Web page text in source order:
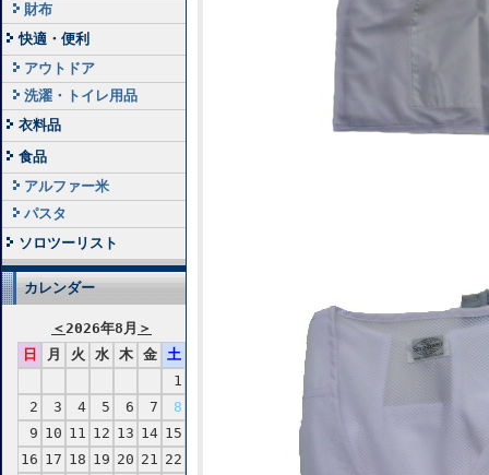
財布
快適・便利
アウトドア
洗濯・トイレ用品
衣料品
食品
アルファー米
パスタ
ソロツーリスト
カレンダー
＜2026年8月 ＞
日
月 火 水 木 金
土
1
2
3 4 5 6 7
8
9 10 11 12 13 14 15
16 17 18 19 20 21 22